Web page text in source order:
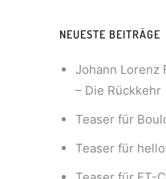
NEUESTE BEITRÄGE
Johann Lorenz
– Die Rückkehr
Teaser für
Teaser für